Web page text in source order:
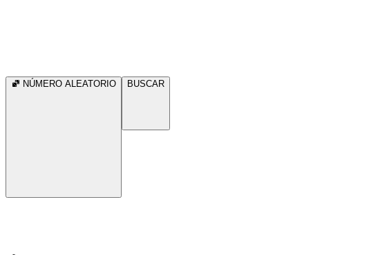
NÚMERO ALEATORIO BUSCAR